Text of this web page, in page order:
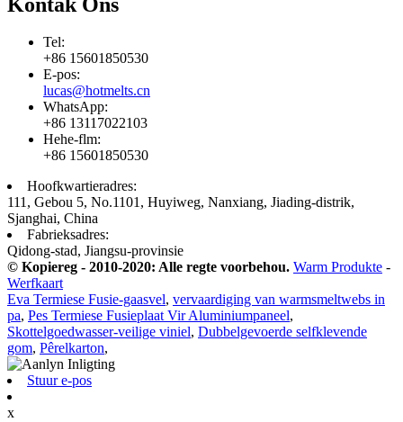
Tel:
+86 15601850530
E-pos:
lucas@hotmelts.cn
WhatsApp:
+86 13117022103
Hehe-flm:
+86 15601850530
Hoofkwartieradres:
111, Gebou 5, No.1101, Huyiweg, Nanxiang, Jiading-distrik,
Sjanghai, China
Fabrieksadres:
Qidong-stad, Jiangsu-provinsie
© Kopiereg - 2010-2020: Alle regte voorbehou. Warm Produkte -
Werfkaart
Eva Termiese Fusie-gaasvel, vervaardiging van warmsmeltwebs in
pa, Pes Termiese Fusieplaat Vir Aluminiumpaneel,
Skottelgoedwasser-veilige viniel, Dubbelgevoerde selfklevende
gom, Pêrelkarton,
Stuur e-pos
x